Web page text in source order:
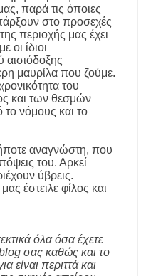
Σ.Α.Ε.Κ.
στην
παρά τις όποιες
στο προσεχές
περιοχής μας έχει
οι ίδιοι
αισιόδοξης
μαυρίλα που ζούμε.
του
και των θεσμών
νόμους και το
αναγνώστη, που
του. Αρκεί
ύβρεις.
έστειλε φίλος και
όλα όσα έχετε
blog σας καθώς και το
είναι περιττά και